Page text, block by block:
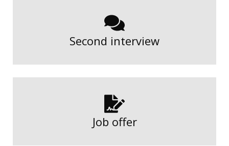
Second interview
Job offer